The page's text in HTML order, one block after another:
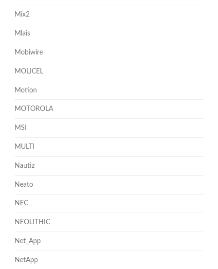
Mix2
Mlais
Mobiwire
MOLICEL
Motion
MOTOROLA
MSI
MULTI
Nautiz
Neato
NEC
NEOLITHIC
Net_App
NetApp